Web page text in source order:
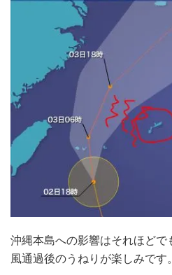
沖縄本島への影響はそれほど
風通過後のうねりが楽しみです。